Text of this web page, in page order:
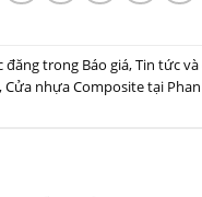
đăng trong Báo giá,Tin tức
,Cửa nhựa Composite tại